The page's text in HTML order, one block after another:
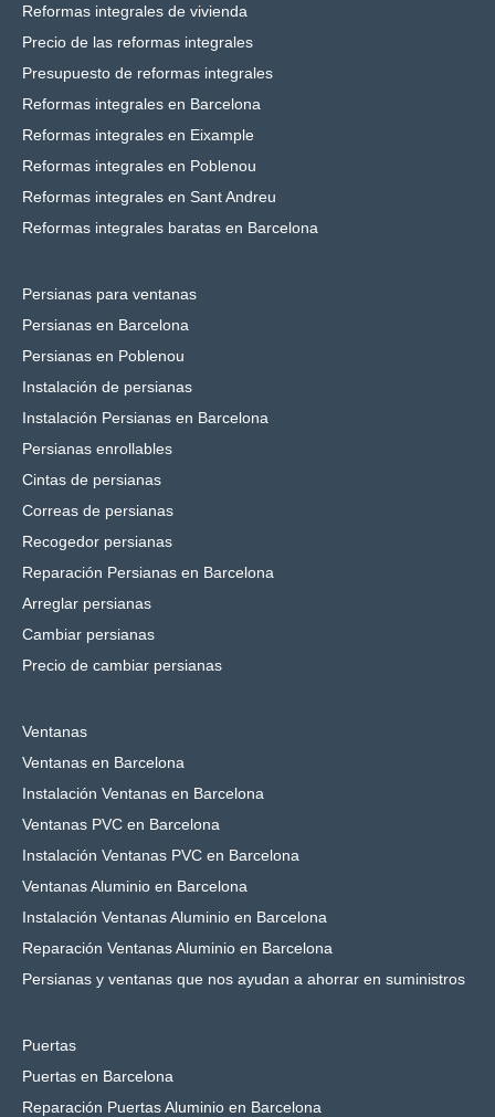
Reformas integrales de vivienda
Precio de las reformas integrales
Presupuesto de reformas integrales
Reformas integrales en Barcelona
Reformas integrales en Eixample
Reformas integrales en Poblenou
Reformas integrales en Sant Andreu
Reformas integrales baratas en Barcelona
Persianas para ventanas
Persianas en Barcelona
Persianas en Poblenou
Instalación de persianas
Instalación Persianas en Barcelona
Persianas enrollables
Cintas de persianas
Correas de persianas
Recogedor persianas
Reparación Persianas en Barcelona
Arreglar persianas
Cambiar persianas
Precio de cambiar persianas
Ventanas
Ventanas en Barcelona
Instalación Ventanas en Barcelona
Ventanas PVC en Barcelona
Instalación Ventanas PVC en Barcelona
Ventanas Aluminio en Barcelona
Instalación Ventanas Aluminio en Barcelona
Reparación Ventanas Aluminio en Barcelona
Persianas y ventanas que nos ayudan a ahorrar en suministros
Puertas
Puertas en Barcelona
Reparación Puertas Aluminio en Barcelona